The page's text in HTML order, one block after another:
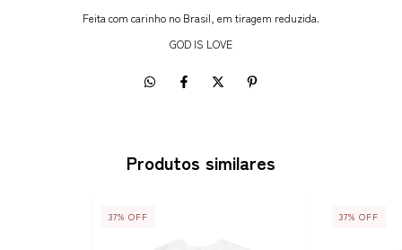
Feita com carinho no Brasil, em tiragem reduzida.
GOD IS LOVE
Produtos similares
37% OFF 37%OFF